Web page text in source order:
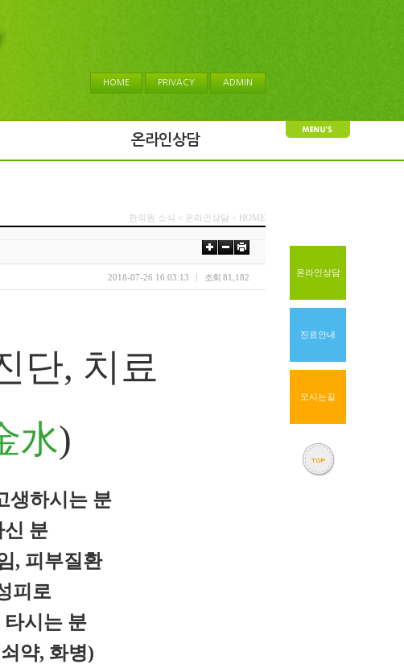
HOME PRIVACY ADMIN
온라인상담
한의원 소식 < 온라인상담 < HOME
2018-07-26 16:03:13 조회 81,182
단, 치료
水)
생하시는 분
신 분
, 피부질환
피로
타시는 분
약, 화병)
온라인상담
진료안내
오시는길